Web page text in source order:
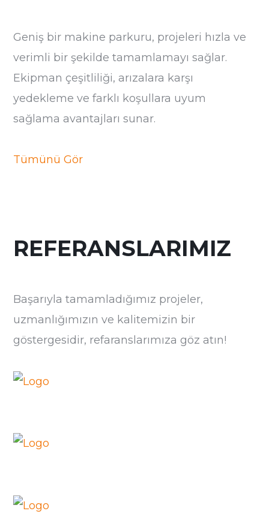
Geniş bir makine parkuru, projeleri hızla ve
verimli bir şekilde tamamlamayı sağlar.
Ekipman çeşitliliği, arızalara karşı
yedekleme ve farklı koşullara uyum
sağlama avantajları sunar.
Tümünü Gör
REFERANSLARIMIZ
Başarıyla tamamladığımız projeler,
uzmanlığımızın ve kalitemizin bir
göstergesidir, refaranslarımıza göz atın!